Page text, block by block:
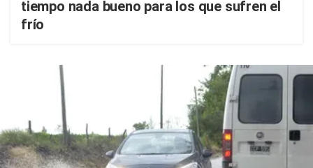
tiempo nada bueno para los que sufren el
frío